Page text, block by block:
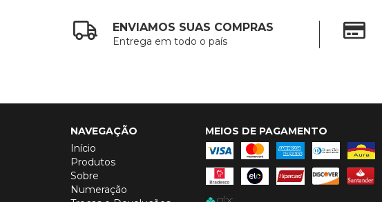
ENVIAMOS SUAS COMPRAS
Entrega em todo o país
NAVEGAÇÃO
Início
Produtos
Sobre
Numeração
MEIOS DE PAGAMENTO